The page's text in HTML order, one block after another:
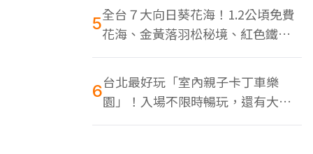
5全台７大向日葵花海！1.2公頃免費
花海、金黃落羽松秘境、紅色鐵橋
同框
6台北最好玩「室內親子卡丁車樂
園」！入場不限時暢玩，還有大螢
幕Switch遊戲區